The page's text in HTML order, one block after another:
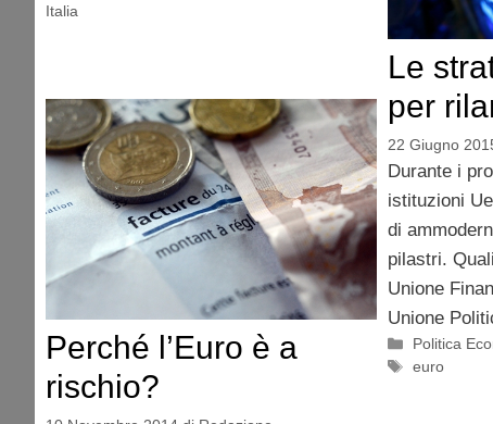
Italia
Le
per
22 Giugno
Durante i
istituzioni
di
pilastri.
Unione
Unione
Categorie
Politica
Tag
euro
Perché l’Euro è a
rischio?